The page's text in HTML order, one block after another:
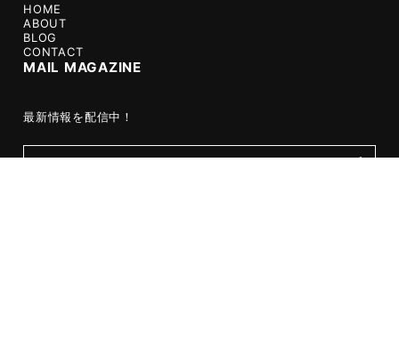
HOME
ABOUT
BLOG
CONTACT
MAIL MAGAZINE
最新情報を配信中！